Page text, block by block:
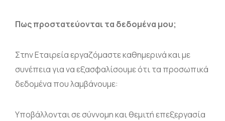
Πως προστατεύονται τα δεδομένα μου;
Στην Εταιρεία εργαζόμαστε καθημερινά και με
συνέπεια για να εξασφαλίσουμε ότι τα προσωπικά
δεδομένα που λαμβάνουμε:
Υποβάλλονται σε σύννομη και θεμιτή επεξεργασία